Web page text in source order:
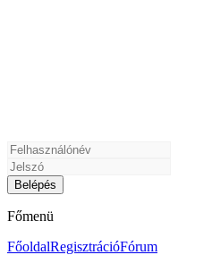
Főmenü
FőoldalRegisztrációFórum